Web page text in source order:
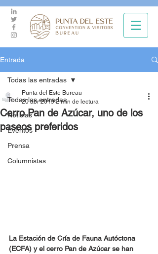
Entrada
Todas las entradas
Noticias
Eventos
Prensa
Columnistas
Todas las entradas
Cerro Pan de Azúcar, uno de los
paseos preferidos
Punta del Este Bureau
20 abr 2019 2 min de lectura
La Estación de Cría de Fauna Autóctona
(ECFA) y el cerro Pan de Azúcar se han